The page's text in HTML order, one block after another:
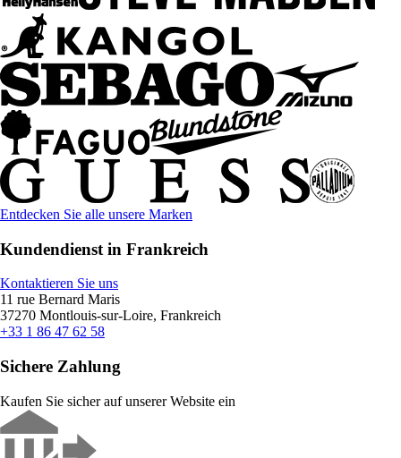
Entdecken Sie alle unsere Marken
Kundendienst in Frankreich
Kontaktieren Sie uns
11 rue Bernard Maris
37270 Montlouis-sur-Loire, Frankreich
+33 1 86 47 62 58
Sichere Zahlung
Kaufen Sie sicher auf unserer Website ein